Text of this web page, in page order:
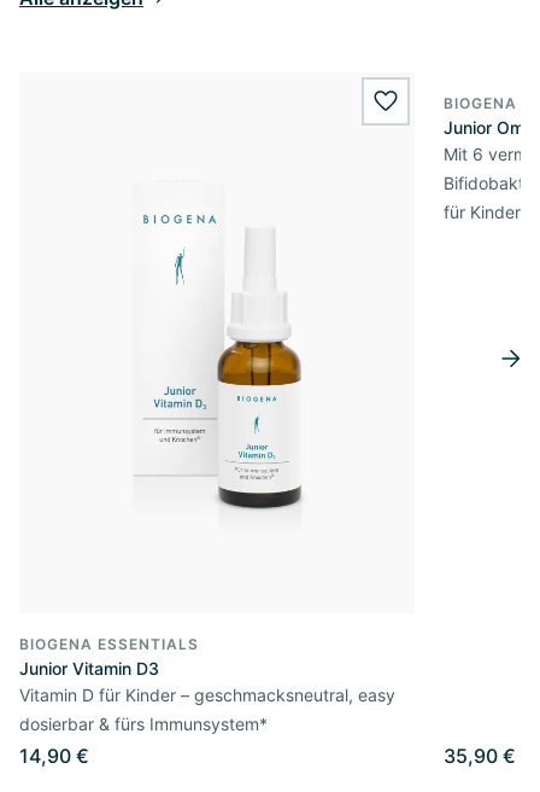
wishlist.add
BIOGENA ESSENTIALS
Junior Vitamin D3
Vitamin D für Kinder – geschmacksneutral, easy
dosierbar & fürs Immunsystem*
14,90 €
BIOGENA
Junior
Mit 6
für Kinder
35,90 €